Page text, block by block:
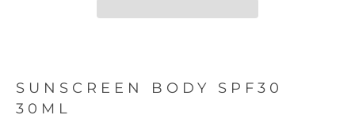
SUNSCREEN BODY SPF30
30ML